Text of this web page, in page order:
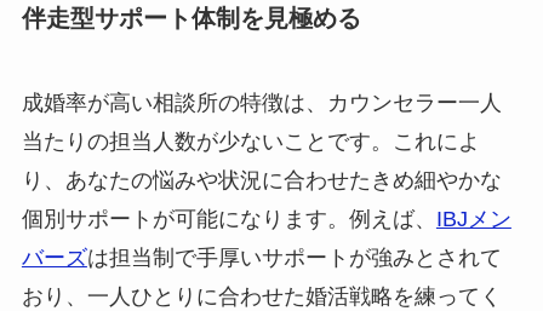
伴走型サポート体制を見極める
成婚率が高い相談所の特徴は、カウンセラー一人
当たりの担当人数が少ないことです。これによ
り、あなたの悩みや状況に合わせたきめ細やかな
個別サポートが可能になります。例えば、 IBJメン
バーズは担当制で手厚いサポートが強みとされて
おり、一人ひとりに合わせた婚活戦略を練ってく